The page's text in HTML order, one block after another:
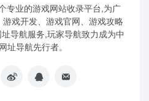
专业的游戏网站收录平台,为广
戏开发、游戏官网、游戏攻略
导航服务,玩家导航致力成为中
址导航先行者。